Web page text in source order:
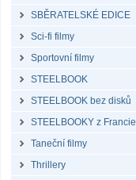
SBĚRATELSKÉ EDICE
Sci-fi filmy
Sportovní filmy
STEELBOOK
STEELBOOK bez disků
STEELBOOKY z Francie
Taneční filmy
Thrillery